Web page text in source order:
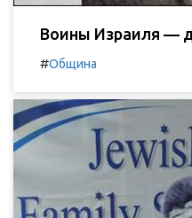
Воины Израиля —
#Община